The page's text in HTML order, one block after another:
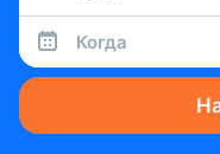
Когда